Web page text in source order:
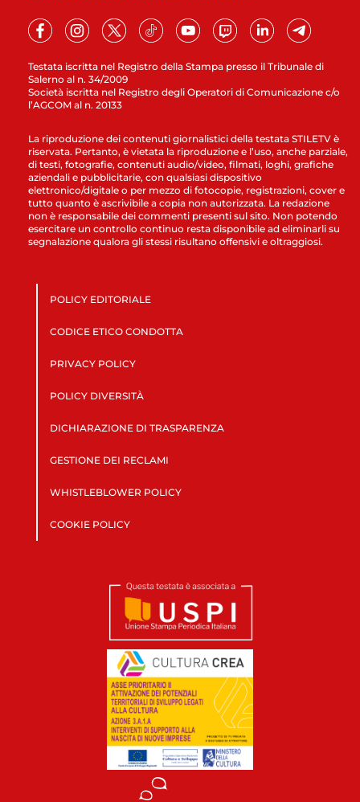
Testata iscritta nel Registro della Stampa presso il Tribunale di
Salerno al n. 34/2009
Società iscritta nel Registro degli Operatori di Comunicazione c/o
l’AGCOM al n. 20133
La riproduzione dei contenuti giornalistici della testata STILETV è
riservata. Pertanto, è vietata la riproduzione e l’uso, anche parziale,
di testi, fotografie, contenuti audio/video, filmati, loghi, grafiche
aziendali e pubblicitarie, con qualsiasi dispositivo
elettronico/digitale o per mezzo di fotocopie, registrazioni, cover e
tutto quanto è ascrivibile a copia non autorizzata. La redazione
non è responsabile dei commenti presenti sul sito. Non potendo
esercitare un controllo continuo resta disponibile ad eliminarli su
segnalazione qualora gli stessi risultano offensivi e oltraggiosi.
POLICY EDITORIALE
CODICE ETICO CONDOTTA
PRIVACY POLICY
POLICY DIVERSITÀ
DICHIARAZIONE DI TRASPARENZA
GESTIONE DEI RECLAMI
WHISTLEBLOWER POLICY
COOKIE POLICY